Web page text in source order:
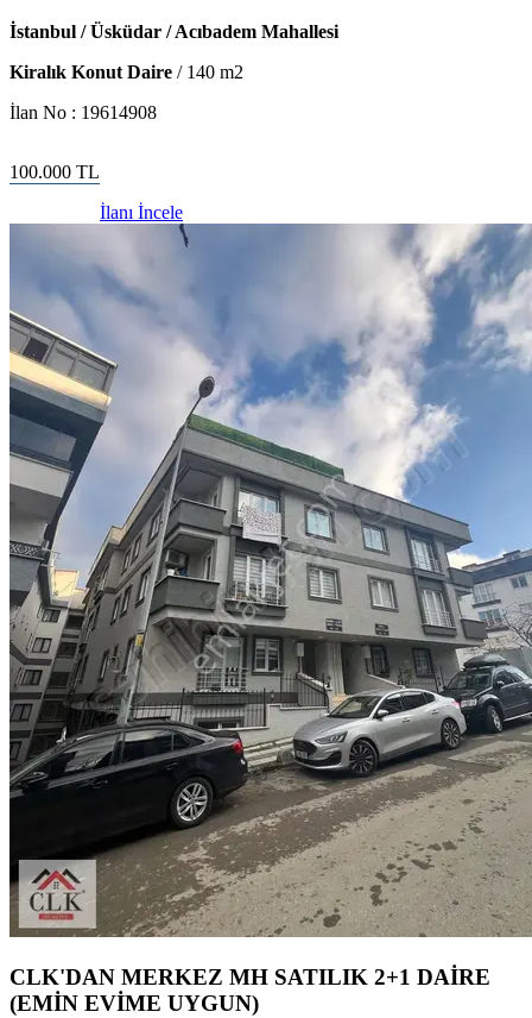
İstanbul / Üsküdar / Acıbadem Mahallesi
Kiralık Konut Daire / 140 m2
İlan No : 19614908
100.000 TL
İlanı İncele
CLK'DAN MERKEZ MH SATILIK 2+1 DAİRE
(EMİN EVİME UYGUN)